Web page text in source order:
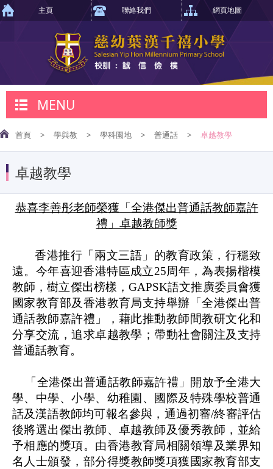
主頁 聯絡我們 網頁地圖
MENU
首頁 > 學與教 > 學科園地 > 普通話 > 卓越教學
卓越教學
恭喜李善彤老師榮獲「全港傑出普通話教師嘉許
禮」卓越教師獎
香港推行「兩文三語」的教育政策，行穩致
遠。 今年喜迎香港特區成立25周年，為表揚楷模
教師，樹立傑出榜樣，GAPSK語文推廣委員會獲
國家教育部及香港教育局支持舉辦「全港傑出普
通話教師嘉許禮」，藉此推動教師間教研文化和
分享交流，追求卓越教學；帶動社會關注及支持
普通話教育。
「全港傑出普通話教師嘉許禮」開放予全港大
學、中學、小學、幼稚園、國際及特殊學校普通
話及漢語教師均可報名參與 ， 通過初審/終審評估
後將選出傑出教師、卓越教師及優秀教師，並給
予相應的獎項。 由香港教育局相關領導及業界知
名人士頒發， 部分得獎教師獎項獲國家教育部支